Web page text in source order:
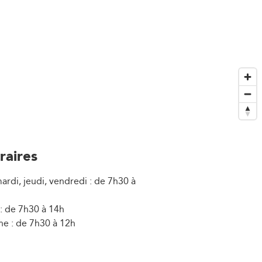
jeudi, vendredi : de 7h30 à
de 7h30 à 14h
: de 7h30 à 12h